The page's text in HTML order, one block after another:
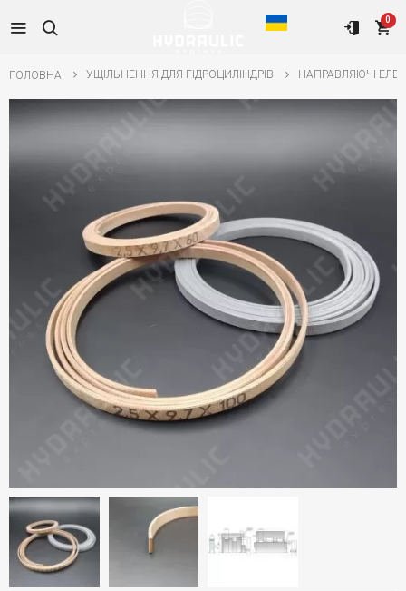
0
ГОЛОВНА УЩІЛЬНЕННЯ ДЛЯ ГІДРОЦИЛІНДРІВ НАПРАВЛЯЮЧІ